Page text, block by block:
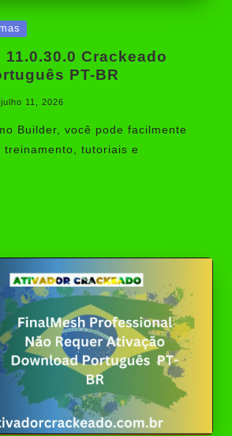
11.0.30.0 Crackeado
PT-BR
julho 11, 2026
Builder, você pode facilmente
treinamento, tutoriais e